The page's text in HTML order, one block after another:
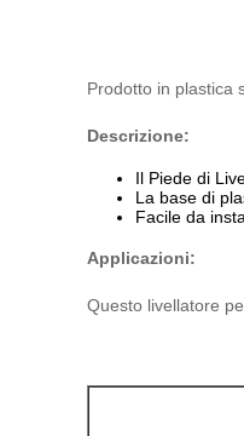
Prodotto in plastica
Descrizione:
Il Piede di
La base di
Facile da
Applicazioni:
Questo livellatore